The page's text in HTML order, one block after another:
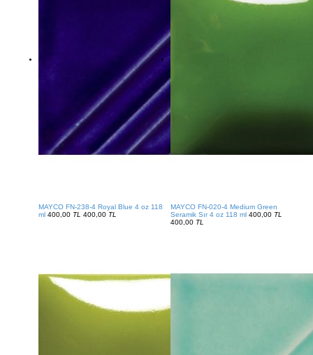
MAYCO FN-238-4 Royal Blue 4 oz 118
ml 400,00 TL 400,00 TL
MAYCO FN-020-4 Medium Green
Seramik Sır 4 oz 118 ml 400,00 TL
400,00 TL